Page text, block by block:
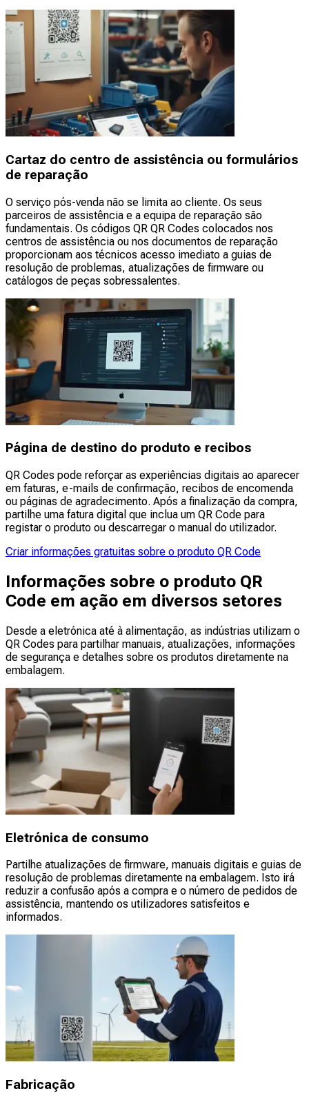
Cartaz do centro de assistência ou formulários
de reparação
O serviço pós-venda não se limita ao cliente. Os seus
parceiros de assistência e a equipa de reparação são
fundamentais. Os códigos QR QR Codes colocados nos
centros de assistência ou nos documentos de reparação
proporcionam aos técnicos acesso imediato a guias de
resolução de problemas, atualizações de firmware ou
catálogos de peças sobressalentes.
Página de destino do produto e recibos
QR Codes pode reforçar as experiências digitais ao aparecer
em faturas, e-mails de confirmação, recibos de encomenda
ou páginas de agradecimento. Após a finalização da compra,
partilhe uma fatura digital que inclua um QR Code para
registar o produto ou descarregar o manual do utilizador.
Criar informações gratuitas sobre o produto QR Code
Informações sobre o produto QR
Code em ação em diversos setores
Desde a eletrónica até à alimentação, as indústrias utilizam o
QR Codes para partilhar manuais, atualizações, informações
de segurança e detalhes sobre os produtos diretamente na
embalagem.
Eletrónica de consumo
Partilhe atualizações de firmware, manuais digitais e guias de
resolução de problemas diretamente na embalagem. Isto irá
reduzir a confusão após a compra e o número de pedidos de
assistência, mantendo os utilizadores satisfeitos e
informados.
Fabricação